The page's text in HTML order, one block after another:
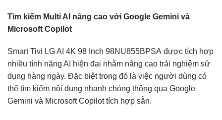
Tìm kiếm Multi AI nâng cao với Google Gemini và
Microsoft Copilot
Smart Tivi LG AI 4K 98 Inch 98NU855BPSA được tích hợp
nhiều tính năng AI hiện đại nhằm nâng cao trải nghiệm sử
dụng hàng ngày. Đặc biệt trong đó là việc người dùng có
thể tìm kiếm nội dung nhanh chóng thông qua Google
Gemini và Microsoft Copilot tích hợp sẵn.